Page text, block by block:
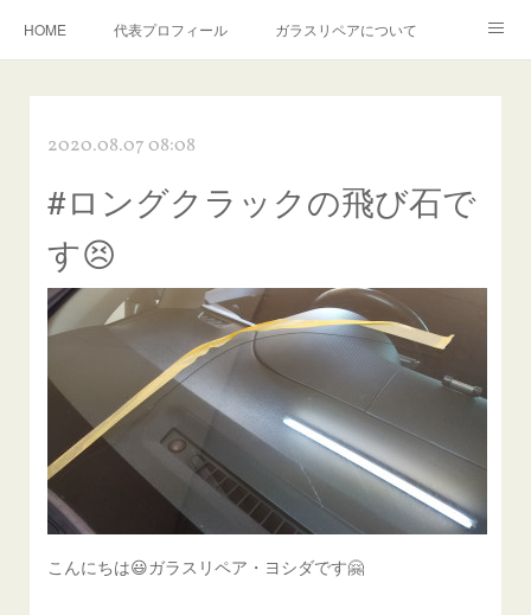
HOME 代表プロフィール ガラスリペアについて
飛び石施工料金について ガラスキズ取り/研磨・磨き・鱗取り
当店へのアクセス 建築ガラスキズ取り・研磨・磨き
【プロ使用】フッ素系ガラストリートメント『アクアペル』
欧州車モールの白サビやシミを落とす！
instagram記事 ガラスリペア施工価格
飛び石ひび割れでヒビ先が伸びた場合は？
2020.08.07 08:08
#ロングクラックの飛び石で
す😣
こんにちは😃ガラスリペア・ヨシダです🤗